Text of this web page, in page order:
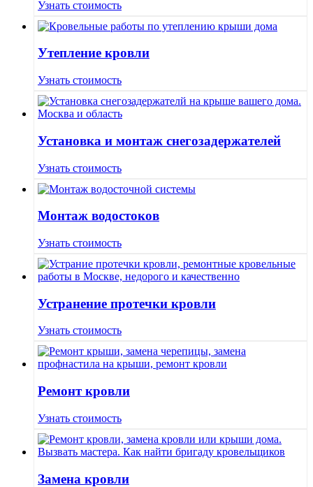
Узнать стоимость
Утепление кровли
Узнать стоимость
Установка и монтаж снегозадержателей
Узнать стоимость
Монтаж водостоков
Узнать стоимость
Устранение протечки кровли
Узнать стоимость
Ремонт кровли
Узнать стоимость
Замена кровли